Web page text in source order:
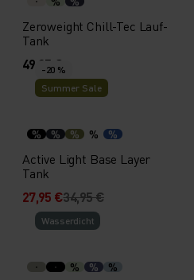
Zeroweight Chill-Tec Lauf-
Tank
49,95 €
-20 %
Summer Sale
% % % % %
Active Light Base Layer
Tank
27,95 €34,95 €
Wasserdicht
% % %